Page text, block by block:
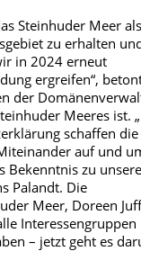
Steinhuder Meer
zu erhalten
in 2024 erneut
ergreifen“,
der
Meeres ist.
schaffen die
auf und
Bekenntnis zu
Palandt. Die
Meer, Doreen
Interessengruppen
– jetzt geht es